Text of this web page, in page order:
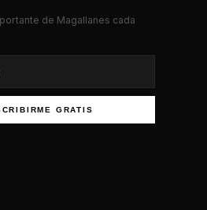
de Magallanes cada
GRATIS